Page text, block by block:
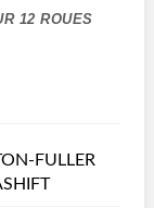
12 ROUES
FULLER